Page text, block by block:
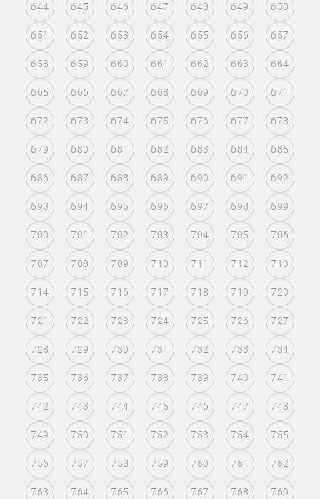
644 645 646 647 648 649 650
651 652 653 654 655 656 657
658 659 660 661 662 663 664
665 666 667 668 669 670 671
672 673 674 675 676 677 678
679 680 681 682 683 684 685
686 687 688 689 690 691 692
693 694 695 696 697 698 699
700 701 702 703 704 705 706
707 708 709 710 711 712 713
714 715 716 717 718 719 720
721 722 723 724 725 726 727
728 729 730 731 732 733 734
735 736 737 738 739 740 741
742 743 744 745 746 747 748
749 750 751 752 753 754 755
756 757 758 759 760 761 762
763 764 765 766 767 768 769